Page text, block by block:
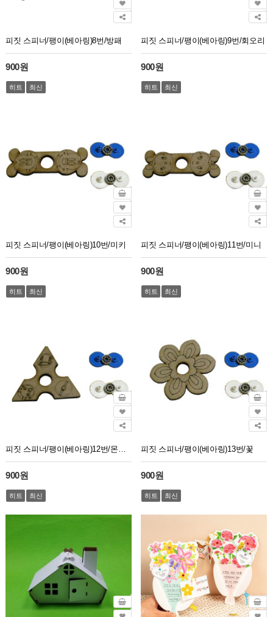
피짓 스피너/팽이(베아링)8번/방패
900원
히트 최신
피짓 스피너/팽이(베아링)9번/회오리
900원
히트 최신
피짓 스피너/팽이(베아링)10번/미키
900원
히트 최신
피짓 스피너/팽이(베아링)11번/미니
900원
히트 최신
900원
히트 최신
피짓 스피너/팽이(베아링)13번/꽃
900원
히트 최신